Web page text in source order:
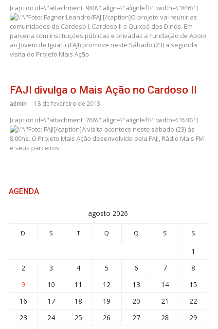
[caption id=\"attachment_980\" align=\"alignleft\" width=\"846\"]
Foto: Fagner Leandro/FAJI[/caption]O projeto vai reunir as
comunidades de Cardoso I, Cardoso II e Quixoá dos Dinos. Em
parceria com instituições públicas e privadas a Fundação de Apoio
ao Jovem de Iguatu (FAJI) promove neste Sábado (23) a segunda
visita do Projeto Mais Ação.
FAJI divulga o Mais Ação no Cardoso II
admin 18 de fevereiro de 2013
[caption id=\"attachment_766\" align=\"alignleft\" width=\"640\"]
Foto: FAJI[/caption]A visita acontece neste sábado (23) às
8:00hs. O Projeto Mais Ação desenvolvido pela FAJI, Rádio Mais FM
e seus parceiros:
AGENDA
agosto 2026
D S T Q Q S S
1
2
3 4 5 6 7
8
9
10 11 12 13 14
15
16
17 18 19 20 21
22
23
24 25 26 27 28
29